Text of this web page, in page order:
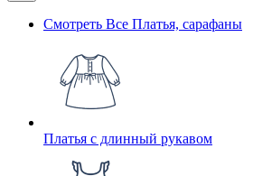
Смотреть Все Платья, сарафаны
Платья с длинный рукавом